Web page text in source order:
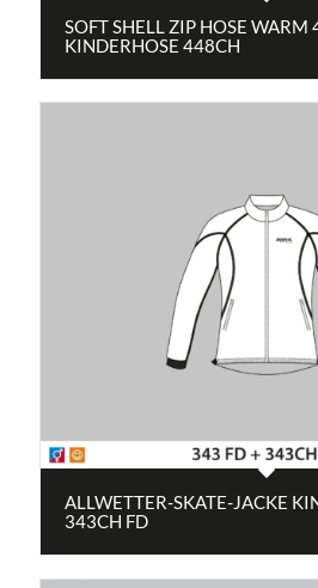
SOFT SHELL ZIP HOSE WARM
KINDERHOSE 448CH
ALLWETTER-SKATE-JACKE
343CH FD